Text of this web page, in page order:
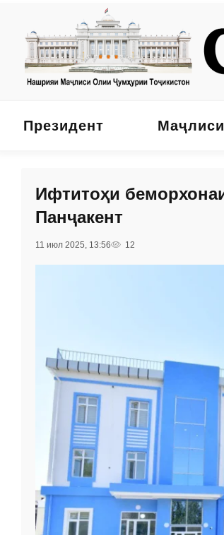
Президент
Ифтитоҳи
Панҷакент
11 июл 2025, 13:56 12